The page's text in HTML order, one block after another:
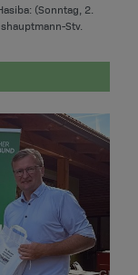
(Sonntag, 2.
Stv.